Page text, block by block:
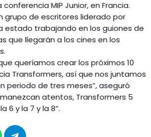
MIP Junior, en Francia.
grupo de escritores liderado por
estado trabajando en los guiones de
que llegarán a los cines en los
queríamos crear los próximos 10
Transformers, así que nos juntamos
periodo de tres meses”, aseguró
atentos, Transformers 5
6 y la 7 y la 8”.